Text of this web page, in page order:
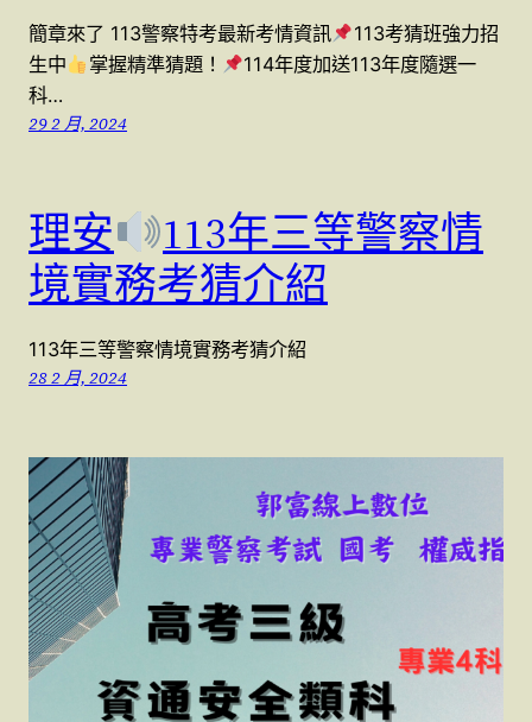
簡章來了 113警察特考最新考情資訊
113考猜班強力招
生中
掌握精準猜題！
114年度加送113年度隨選一
科…
29 2 月, 2024
理安
113年三等警察情
境實務考猜介紹
113年三等警察情境實務考猜介紹
28 2 月, 2024